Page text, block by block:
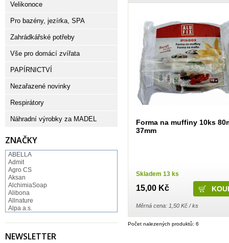
Forma na muffiny 10ks
37mm
Skladem 13 ks
15,00 Kč
Měrná cena: 1,50 Kč / ks
Počet nalezených produktů: 6
Velikonoce
Pro bazény, jezírka, SPA
Zahrádkářské potřeby
Vše pro domácí zvířata
PAPÍRNICTVÍ
Nezařazené novinky
Respirátory
Náhradní výrobky za MADEL
ZNAČKY
ABELLA
Admit
Agro CS
Aksan
AlchimiaSoap
Alibona
Allnature
Alpa a.s.
Alufix
Astonish
NEWSLETTER